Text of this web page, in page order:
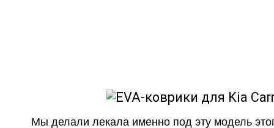
Мы делали лекала именно под эту модель